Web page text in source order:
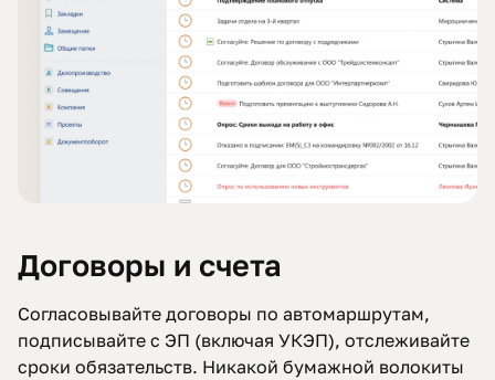
Договоры и счета
Согласовывайте договоры по автомаршрутам,
подписывайте с ЭП (включая УКЭП), отслеживайте
сроки обязательств. Никакой бумажной волокиты